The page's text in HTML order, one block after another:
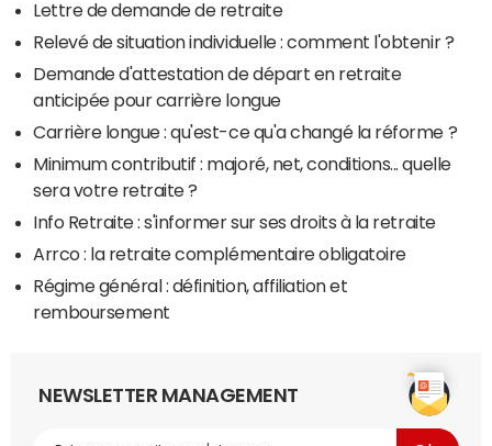
Lettre de demande de retraite
Relevé de situation individuelle : comment l'obtenir ?
Demande d'attestation de départ en retraite
anticipée pour carrière longue
Carrière longue : qu'est-ce qu'a changé la réforme ?
Minimum contributif : majoré, net, conditions... quelle
sera votre retraite ?
Info Retraite : s'informer sur ses droits à la retraite
Arrco : la retraite complémentaire obligatoire
Régime général : définition, affiliation et
remboursement
NEWSLETTER MANAGEMENT